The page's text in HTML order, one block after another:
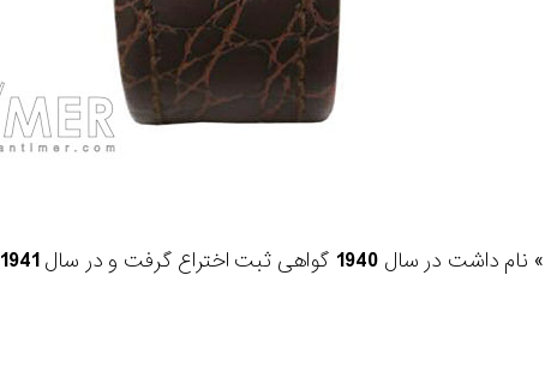
» نام داشت در سال 1940 گواهی ثبت اختراع گرفت و در سال1941